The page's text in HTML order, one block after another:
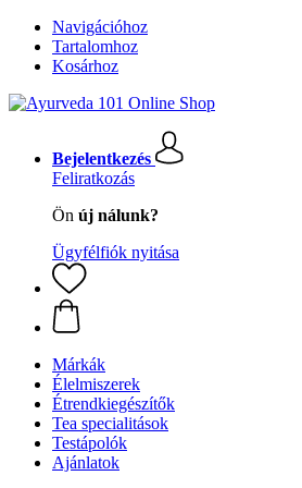
Navigációhoz
Tartalomhoz
Kosárhoz
Bejelentkezés
Feliratkozás
Ön új nálunk?
Ügyfélfiók nyitása
Márkák
Élelmiszerek
Étrendkiegészítők
Tea specialitások
Testápolók
Ajánlatok